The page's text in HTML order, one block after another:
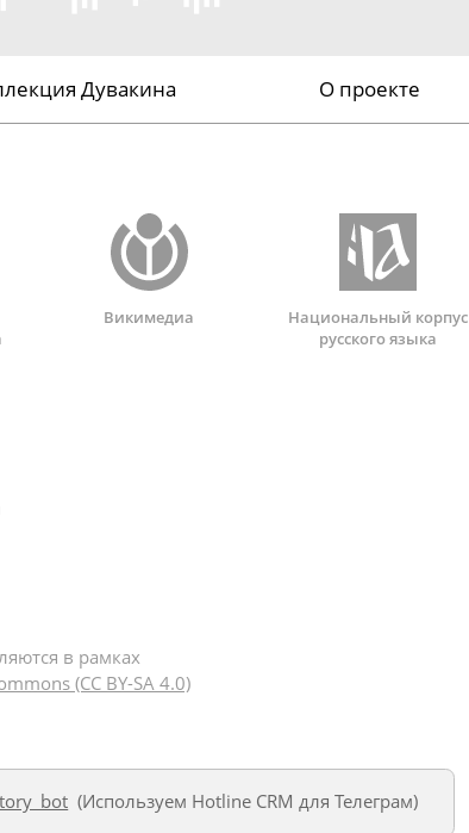
Дувакина О проекте
Викимедиа
Национальный корпус
русского языка
в рамках
(CC BY-SA 4.0)
(Используем Hotline CRM для Телеграм)